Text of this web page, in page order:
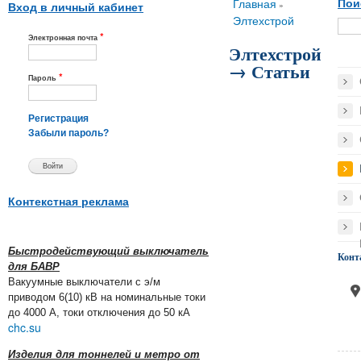
Вход в личный кабинет
Электронная почта *
Пароль *
Регистрация
Забыли пароль?
Контекстная реклама
Быстродействующий выключатель
для БАВР
Вакуумные выключатели с э/м
приводом 6(10) кВ на номинальные токи
до 4000 А, токи отключения до 50 кА
chc.su
Изделия для тоннелей и метро от
Вы здесь
Главная »
Элтехстрой
Элтехстрой
→ Статьи